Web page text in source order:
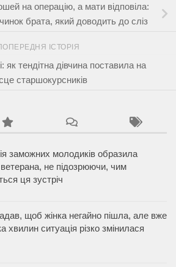
на операцію, а мати відповіла:
брата, який доводить до сліз
ІСТОРІЯ
як тендітна дівчина поставила на
старшокурсників
заможних молодиків образила
не підозрюючи, чим
ця зустріч
щоб жінка негайно пішла, але вже
хвилин ситуація різко змінилася